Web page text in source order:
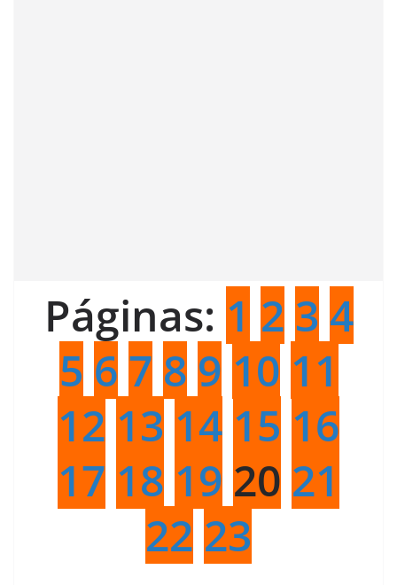
Páginas: 1 2 3 4
5 6 7 8 9 10 11
12 13 14 15 16
17 18 19 20 21
22 23